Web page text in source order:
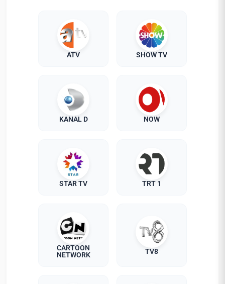
ATV SHOW TV
KANAL D NOW
STAR TV TRT 1
CARTOON
NETWORK
TV8